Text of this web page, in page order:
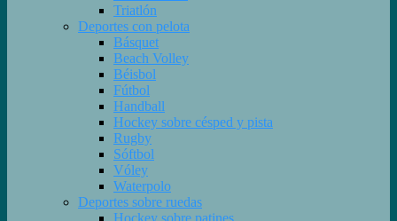
Triatlón
Deportes con pelota
Básquet
Beach Volley
Béisbol
Fútbol
Handball
Hockey sobre césped y pista
Rugby
Sóftbol
Vóley
Waterpolo
Deportes sobre ruedas
Hockey sobre patines